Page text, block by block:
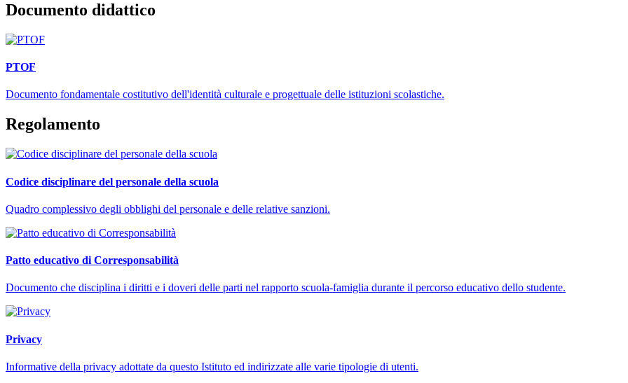
Documento didattico
PTOF
Documento fondamentale costitutivo dell'identità culturale e progettuale delle istituzioni scolastiche.
Regolamento
Codice disciplinare del personale della scuola
Quadro complessivo degli obblighi del personale e delle relative sanzioni.
Patto educativo di Corresponsabilità
Documento che disciplina i diritti e i doveri delle parti nel rapporto scuola-famiglia durante il percorso educativo dello studente.
Privacy
Informative della privacy adottate da questo Istituto ed indirizzate alle varie tipologie di utenti.